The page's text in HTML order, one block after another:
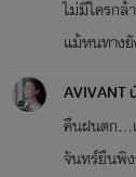
ไม่มีใครกล้
แม้หนทาง
คืนฝนตก…
จันทร์ยืนพิ